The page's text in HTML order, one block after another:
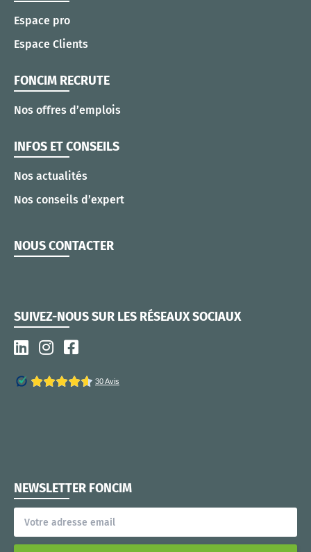
Espace pro
Espace Clients
FONCIM RECRUTE
Nos offres d’emplois
INFOS ET CONSEILS
Nos actualités
Nos conseils d’expert
NOUS CONTACTER
SUIVEZ-NOUS SUR LES RÉSEAUX SOCIAUX
NEWSLETTER FONCIM